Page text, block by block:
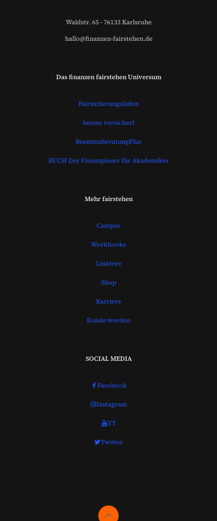
Waldstr. 65 - 76133 Karlsruhe
hallo@finanzen-fairstehen.de
Das finanzen fairstehen Universum
Fairsicherungsladen
besser versichert
BeamtenberatungPlus
BUCH Der Finanzplaner für Akademiker
Mehr fairstehen
Campus
Workbooks
Linktree
Shop
Karriere
Kunde werden
SOCIAL MEDIA
Facebook
Instagram
YT
Twitter